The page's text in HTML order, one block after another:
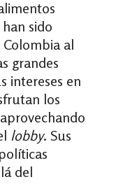
sido
al
grandes
intereses en
los
lobby. Sus
del